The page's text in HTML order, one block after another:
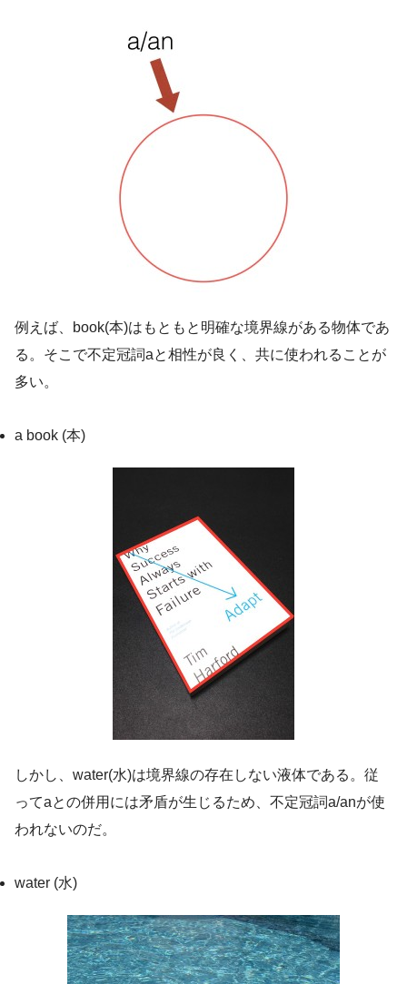
例えば、book(本)はもともと明確な境界線がある物体であ
る。そこで不定冠詞aと相性が良く、共に使われることが
多い。
a book (本)
しかし、water(水)は境界線の存在しない液体である。従
ってaとの併用には矛盾が生じるため、不定冠詞a/anが使
われないのだ。
water (水)